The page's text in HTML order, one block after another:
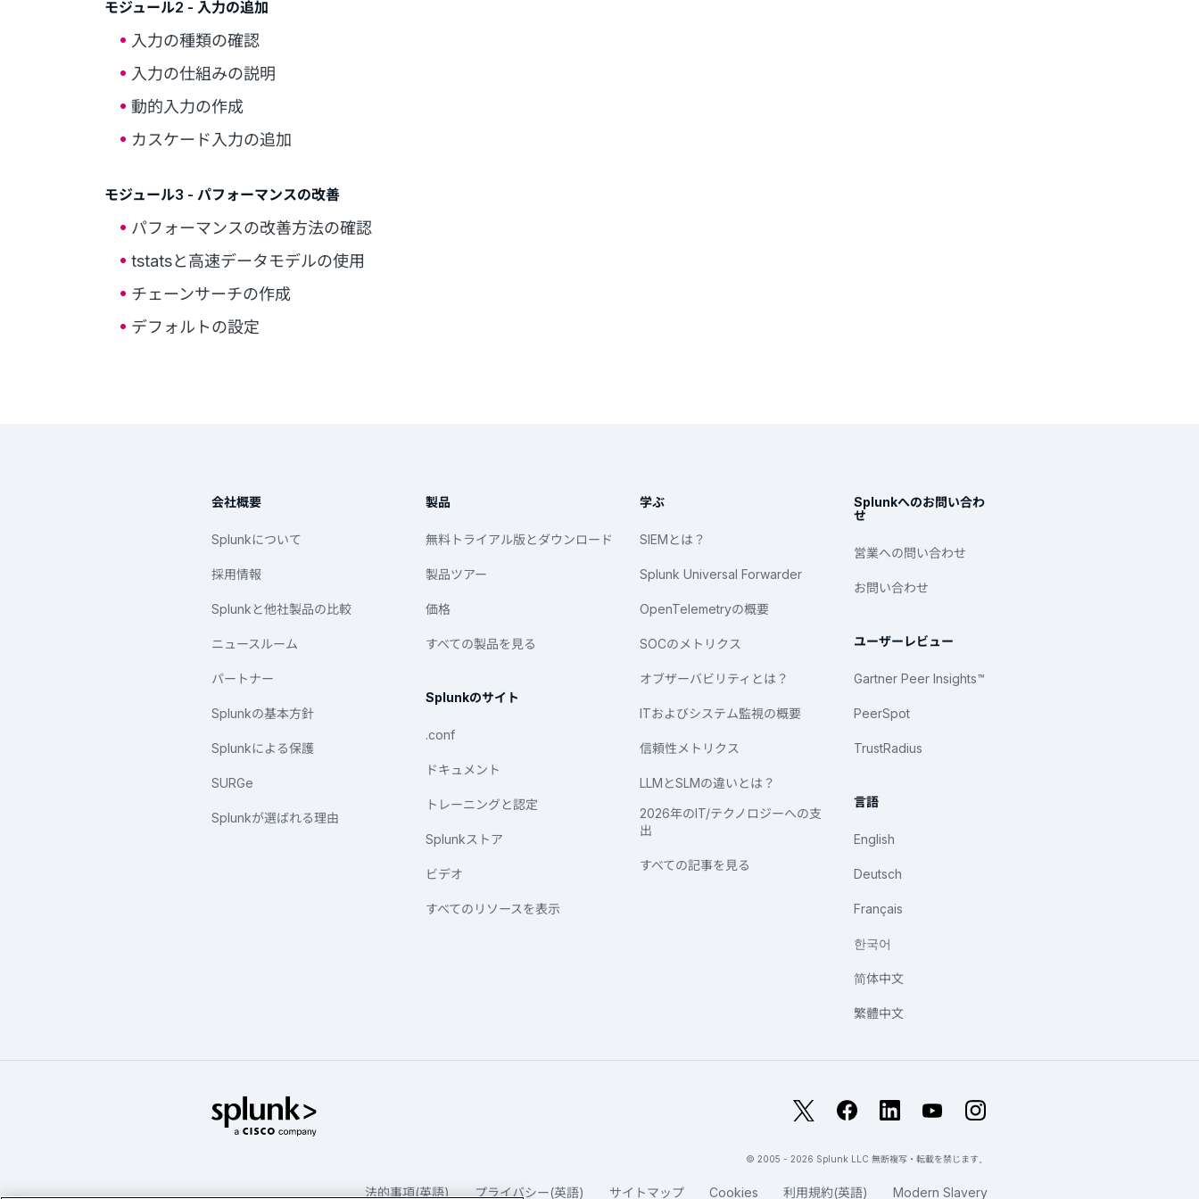
モジュール2 - 入力の追加
入力の種類の確認
入力の仕組みの説明
動的入力の作成
カスケード入力の追加
モジュール3 - パフォーマンスの改善
パフォーマンスの改善方法の確認
tstatsと高速データモデルの使用
チェーンサーチの作成
デフォルトの設定
会社概要
Splunkについて
採用情報
Splunkと他社製品の比較
ニュースルーム
パートナー
Splunkの基本方針
Splunkによる保護
SURGe
Splunkが選ばれる理由
製品
無料トライアル版とダウンロード
製品ツアー
価格
すべての製品を見る
Splunkのサイト
.conf
ドキュメント
トレーニングと認定
Splunkストア
ビデオ
すべてのリソースを表示
学ぶ
SIEMとは？
Splunk Universal Forwarder
OpenTelemetryの概要
SOCのメトリクス
オブザーバビリティとは？
ITおよびシステム監視の概要
信頼性メトリクス
LLMとSLMの違いとは？
2026年のIT/テクノロジーへの支
出
すべての記事を見る
Splunkへのお問い合わ
せ
営業への問い合わせ
お問い合わせ
ユーザーレビュー
Gartner Peer Insights™
PeerSpot
TrustRadius
言語
English
Deutsch
Français
한국어
简体中文
繁體中文
Splunkグローバルフッターのロゴ FacebookLinkedInYouTubeInstagram
法的事項(英語) プライバシー(英語) サイトマップ Cookies 利用規約(英語) Modern Slavery
© 2005 - 2026 Splunk LLC 無断複写・転載を禁じます。